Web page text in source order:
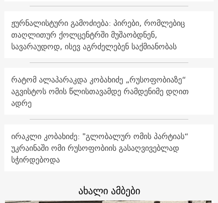
ჟურნალისტური გამოძიება: პირები, რომლებიც
თაღლითურ ქოლცენტრში მუშაობდნენ,
სავარაუდოდ, ისევ აგრძელებენ საქმიანობას
რატომ ალაპარაკდა კობახიძე „რუსოფობიაზე“
აგვისტოს ომის წლისთავამდე რამდენიმე დღით
ადრე
ირაკლი კობახიძე: "გლობალურ ომის პარტიას“
უკრაინაში ომი რუსოფობიის გასაღვივებლად
სჭირდებოდა
ახალი ამბები